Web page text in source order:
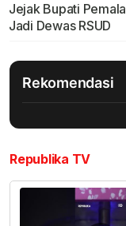
Jejak Bupati
Jadi Dewas RSUD
Rekomendasi
Republika TV